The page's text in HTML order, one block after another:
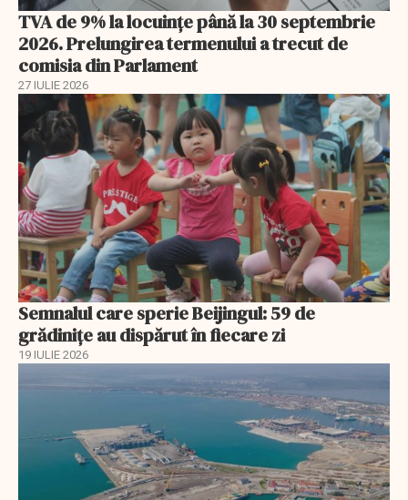
TVA de 9% la locuințe până la 30 septembrie
2026. Prelungirea termenului a trecut de
comisia din Parlament
27 IULIE 2026
Semnalul care sperie Beijingul: 59 de
grădinițe au dispărut în fiecare zi
19 IULIE 2026